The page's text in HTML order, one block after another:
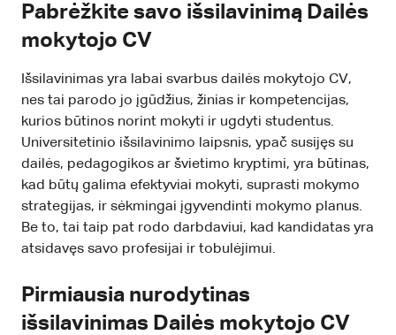
Pabrėžkite savo išsilavinimą Dailės
mokytojo CV
Išsilavinimas yra labai svarbus dailės mokytojo CV,
nes tai parodo jo įgūdžius, žinias ir kompetencijas,
kurios būtinos norint mokyti ir ugdyti studentus.
Universitetinio išsilavinimo laipsnis, ypač susijęs su
dailės, pedagogikos ar švietimo kryptimi, yra būtinas,
kad būtų galima efektyviai mokyti, suprasti mokymo
strategijas, ir sėkmingai įgyvendinti mokymo planus.
Be to, tai taip pat rodo darbdaviui, kad kandidatas yra
atsidavęs savo profesijai ir tobulėjimui.
Pirmiausia nurodytinas
išsilavinimas Dailės mokytojo CV